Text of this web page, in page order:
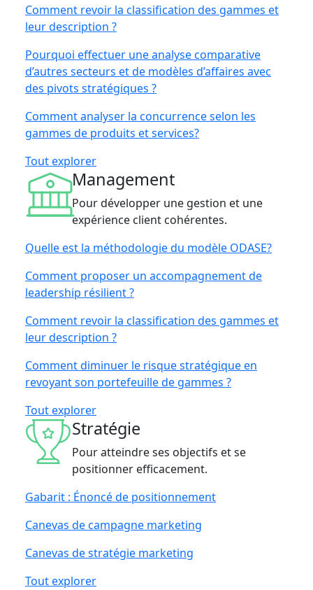
Comment revoir la classification des gammes et
leur description ?
Pourquoi effectuer une analyse comparative
d’autres secteurs et de modèles d’affaires avec
des pivots stratégiques ?
Comment analyser la concurrence selon les
gammes de produits et services?
Tout explorer
Management
Pour développer une gestion et une
expérience client cohérentes.
Quelle est la méthodologie du modèle ODASE?
Comment proposer un accompagnement de
leadership résilient ?
Comment revoir la classification des gammes et
leur description ?
Comment diminuer le risque stratégique en
revoyant son portefeuille de gammes ?
Tout explorer
Stratégie
Pour atteindre ses objectifs et se
positionner efficacement.
Gabarit : Énoncé de positionnement
Canevas de campagne marketing
Canevas de stratégie marketing
Tout explorer